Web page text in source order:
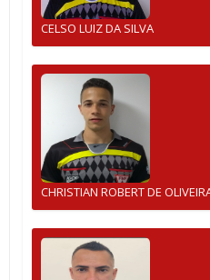
CELSO LUIZ DA SILVA
CHRISTIAN ROBERT DE